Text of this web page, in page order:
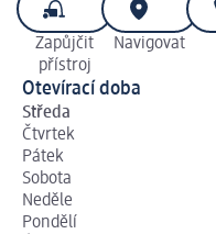
Zapůjčit
přístroj
Navigovat
Otevírací doba
Středa
Čtvrtek
Pátek
Sobota
Neděle
Pondělí